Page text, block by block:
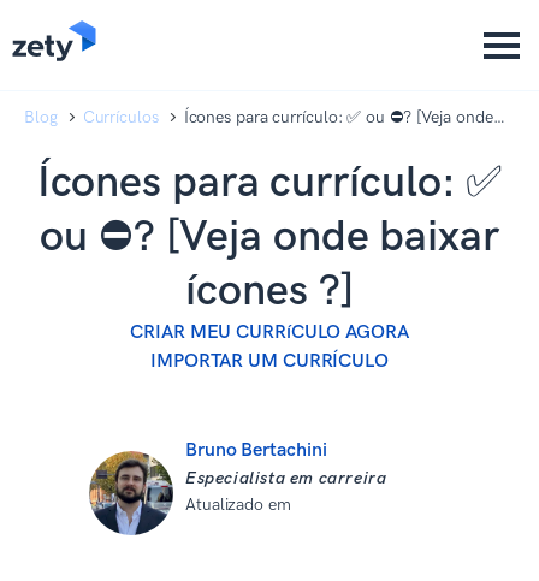
Blog Currículos
Ícones para currículo: ✅ ou ⛔? [Veja onde
Ícones para currículo: ✅
ou ⛔? [Veja onde baixar
ícones ?]
CRIAR MEU CURRíCULO AGORA
IMPORTAR UM CURRÍCULO
Bruno Bertachini
Especialista em carreira
Atualizado em